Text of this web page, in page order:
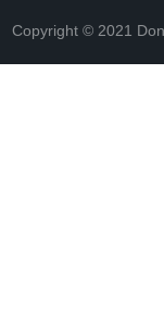
Copyright © 2021